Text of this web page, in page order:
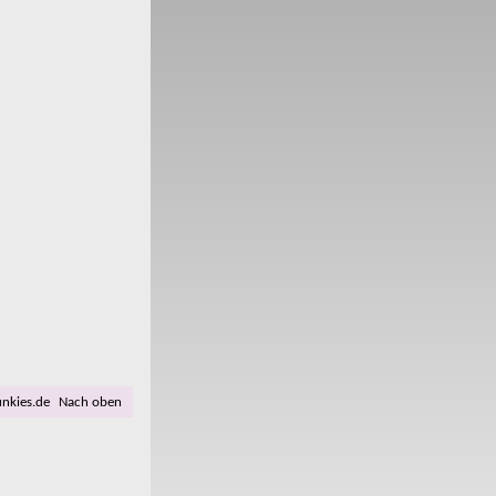
Nach oben